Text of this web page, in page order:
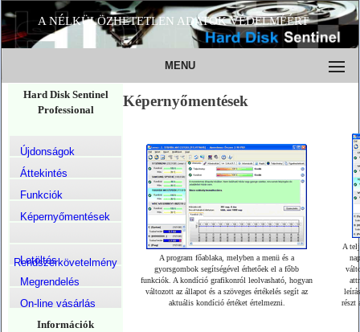
A NÉLKÜLÖZHETETLEN ADATOK VÉDELMÉÉRT
MENU
Hard Disk Sentinel
Professional
Újdonságok
Áttekintés
Funkciók
Képernyőmentések
Rendszerkövetelmény
Letöltés
Megrendelés
On-line vásárlás
Információk
Képernyőmentések
A program főablaka, melyben a menü és a
gyorsgombok segítségével érhetőek el a főbb
funkciók. A kondíció grafikonról leolvasható, hogyan
változott az állapot és a szöveges értékelés segít az
aktuális kondíció értéket értelmezni.
A
részt